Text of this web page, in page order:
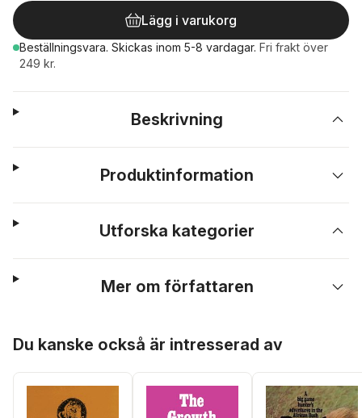
Lägg i varukorg
Beställningsvara. Skickas inom 5-8 vardagar. Fri frakt över
249 kr.
Beskrivning
Produktinformation
Utforska kategorier
Mer om författaren
Du kanske också är intresserad av